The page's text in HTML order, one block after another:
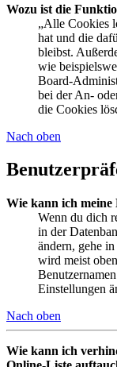
Wozu ist die
„Alle Cookies
hat und die
bleibst.
wie
Board-
bei der An-
die Cookies
Nach oben
Wie kann ich meine
Wenn du dich
in der
ändern, gehe
wird meist
Einstellungen
Nach oben
Wie kann ich